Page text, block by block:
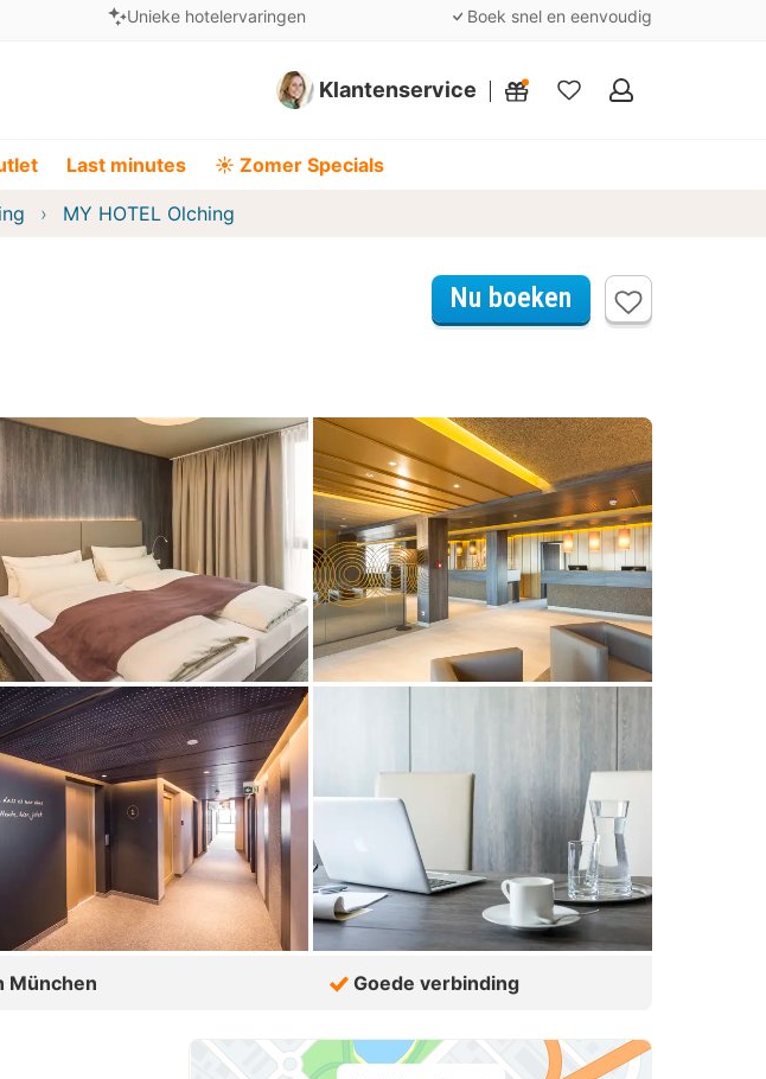
Unieke hotelervaringen Boek snel en eenvoudig
Klantenservice
Mijn
Last minutes ☀️ Zomer Specials
MY HOTEL Olching
Nu boeken
München Goede verbinding